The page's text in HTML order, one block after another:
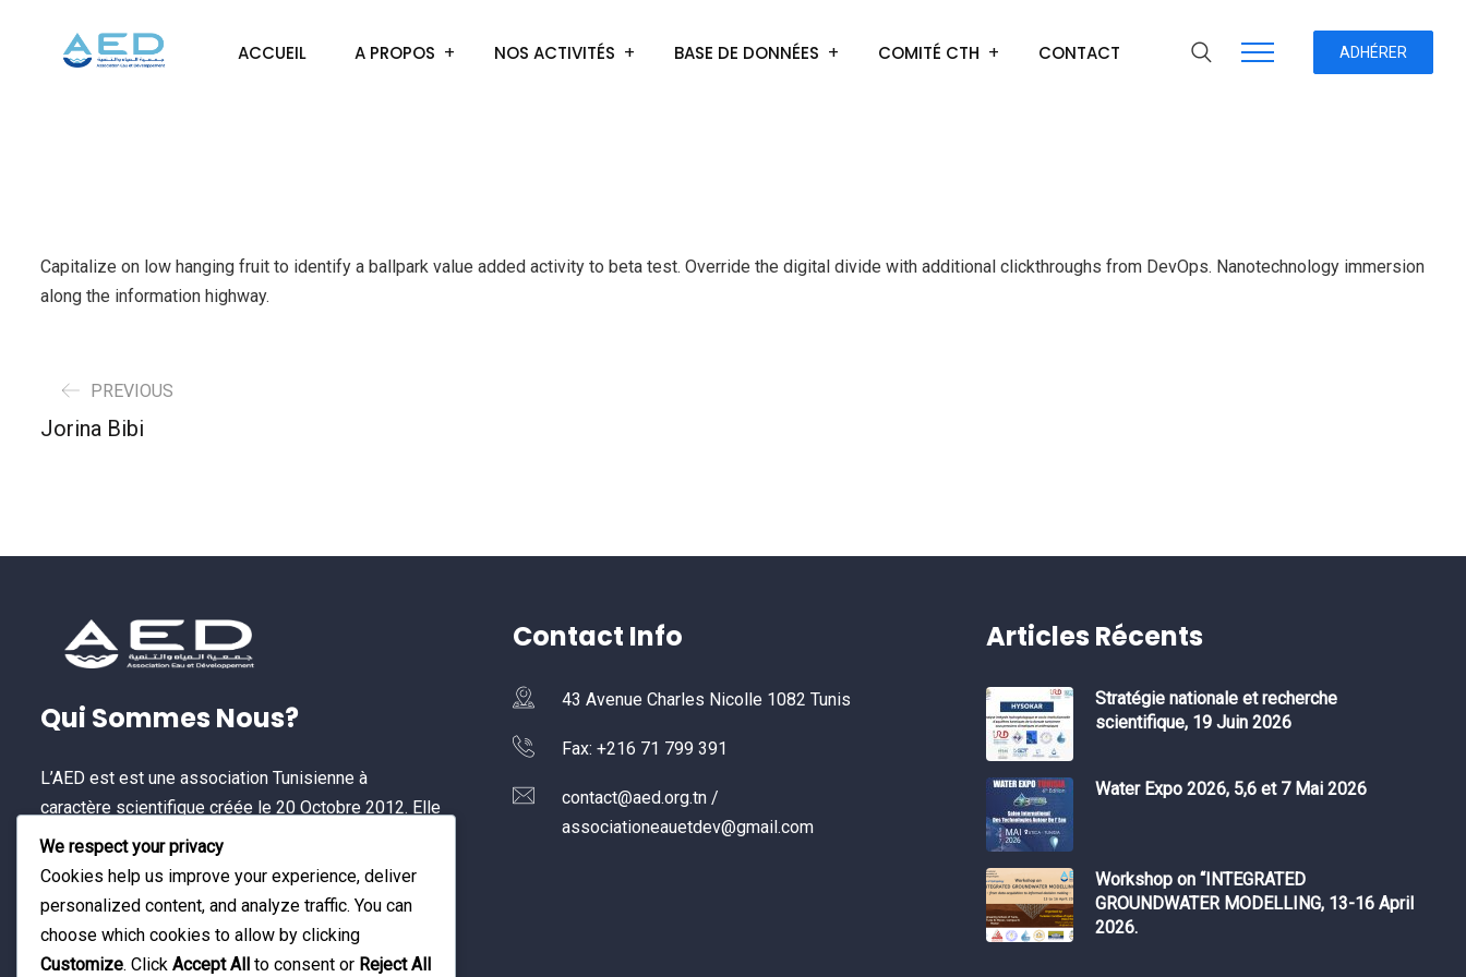
ACCUEIL A PROPOS NOS ACTIVITÉS BASE DE DONNÉES COMITÉ CTH CONTACT ADHÉRER
Capitalize on low hanging fruit to identify a ballpark value added activity to beta test. Override the digital divide with additional clickthroughs from DevOps. Nanotechnology immersion
along the information highway.
PREVIOUS
Jorina Bibi
Qui Sommes Nous?
L’AED est est une association Tunisienne à
caractère scientifique créée le 20 Octobre 2012. Elle
est une plateforme multi-acteurs permettant de
contribuer à un développement durable et à
l’amélioration de la qualité de vie.
Contact Info
43 Avenue Charles Nicolle 1082 Tunis
Fax: +216 71 799 391
contact@aed.org.tn /
associationeauetdev@gmail.com
Articles Récents
Stratégie nationale et recherche
scientifique, 19 Juin 2026
Water Expo 2026, 5,6 et 7 Mai 2026
Workshop on “INTEGRATED
GROUNDWATER MODELLING, 13-16 April
2026.
We respect your privacy
Cookies help us improve your experience, deliver
personalized content, and analyze traffic. You can
choose which cookies to allow by clicking
Customize. Click Accept All to consent or Reject All